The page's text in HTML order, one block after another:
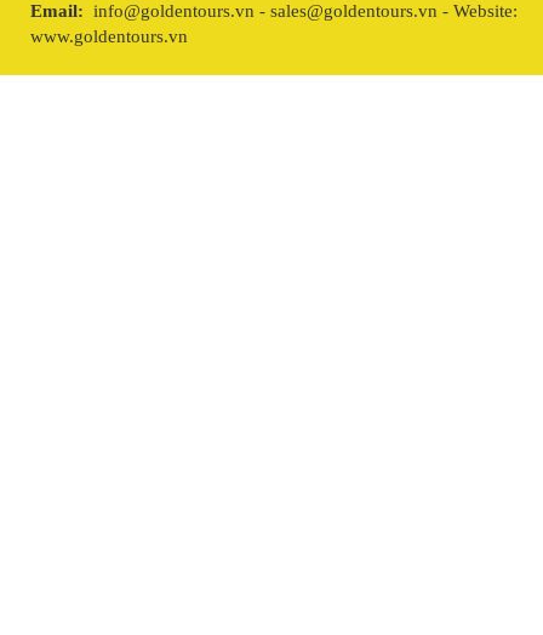
Email: info@goldentours.vn - sales@goldentours.vn - Website:
www.goldentours.vn